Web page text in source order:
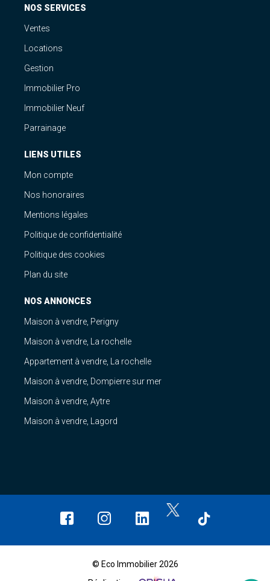
NOS SERVICES
Ventes
Locations
Gestion
Immobilier Pro
Immobilier Neuf
Parrainage
LIENS UTILES
Mon compte
Nos honoraires
Mentions légales
Politique de confidentialité
Politique des cookies
Plan du site
NOS ANNONCES
Maison à vendre, Perigny
Maison à vendre, La rochelle
Appartement à vendre, La rochelle
Maison à vendre, Dompierre sur mer
Maison à vendre, Aytre
Maison à vendre, Lagord
© Eco Immobilier 2026